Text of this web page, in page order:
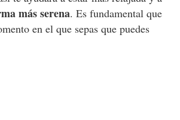
más serena. Es fundamental que
en el que sepas que puedes